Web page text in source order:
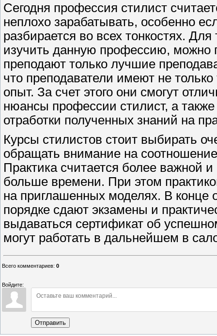
Сегодня профессия стилист
неплохо зарабатывать, особенно
разбирается во всех тонкостях.
изучить данную профессию, можно
преподают только лучшие
что преподаватели имеют не
опыт. За счет этого они смогут
нюансы профессии стилист, а
отработки полученных знаний на
Курсы стилистов стоит выбирать
обращать внимание на
Практика считается более важной
больше времени. При этом
на приглашенных моделях. В конце
порядке сдают экзамены и
выдаваться сертификат об
могут работать в дальнейшем в
Всего комментариев: 0
Войдите:
Отправить